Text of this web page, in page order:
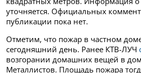
уточняется. Официальных
публикации пока нет.
Отметим, что пожар в частном
сегодняшний день. Ранее КТВ-ЛУЧ
возгорании домашних вещей в
Металлистов. Площадь пожара